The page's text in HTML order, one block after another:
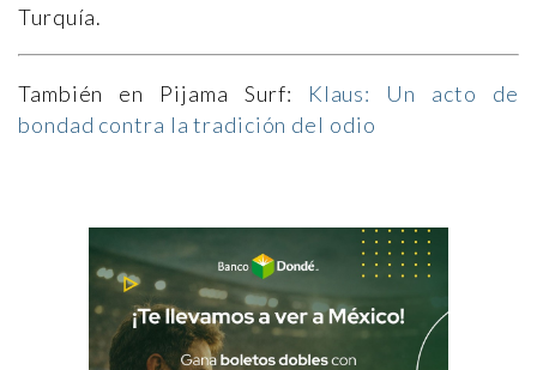
Turquía.
También en Pijama Surf:
Klaus: Un acto de
bondad contra la tradición del odio